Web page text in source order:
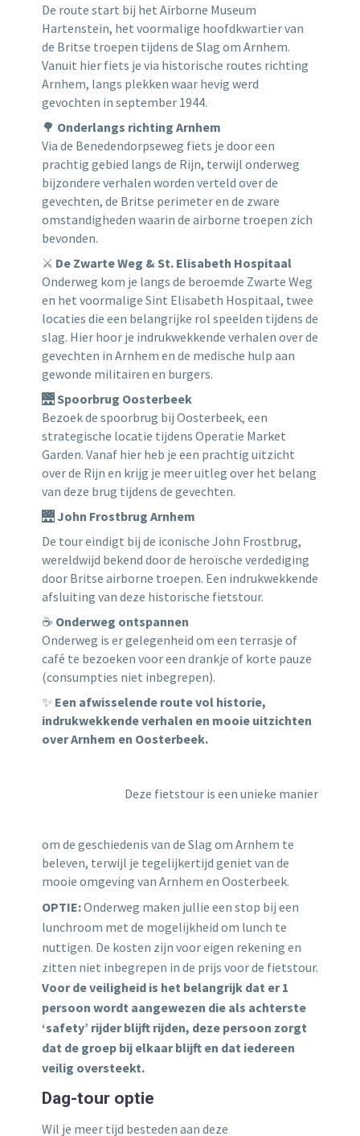
De route start bij het Airborne Museum
Hartenstein, het voormalige hoofdkwartier van
de Britse troepen tijdens de Slag om Arnhem.
Vanuit hier fiets je via historische routes richting
Arnhem, langs plekken waar hevig werd
gevochten in september 1944.
🌳 Onderlangs richting Arnhem
Via de Benedendorpseweg fiets je door een
prachtig gebied langs de Rijn, terwijl onderweg
bijzondere verhalen worden verteld over de
gevechten, de Britse perimeter en de zware
omstandigheden waarin de airborne troepen zich
bevonden.
⚔️ De Zwarte Weg & St. Elisabeth Hospitaal
Onderweg kom je langs de beroemde Zwarte Weg
en het voormalige Sint Elisabeth Hospitaal, twee
locaties die een belangrijke rol speelden tijdens de
slag. Hier hoor je indrukwekkende verhalen over de
gevechten in Arnhem en de medische hulp aan
gewonde militairen en burgers.
🌉 Spoorbrug Oosterbeek
Bezoek de spoorbrug bij Oosterbeek, een
strategische locatie tijdens Operatie Market
Garden. Vanaf hier heb je een prachtig uitzicht
over de Rijn en krijg je meer uitleg over het belang
van deze brug tijdens de gevechten.
🌉 John Frostbrug Arnhem
De tour eindigt bij de iconische John Frostbrug,
wereldwijd bekend door de heroïsche verdediging
door Britse airborne troepen. Een indrukwekkende
afsluiting van deze historische fietstour.
☕ Onderweg ontspannen
Onderweg is er gelegenheid om een terrasje of
café te bezoeken voor een drankje of korte pauze
(consumpties niet inbegrepen).
✨ Een afwisselende route vol historie,
indrukwekkende verhalen en mooie uitzichten
over Arnhem en Oosterbeek.
Deze fietstour is een unieke manier
om de geschiedenis van de Slag om Arnhem te
beleven, terwijl je tegelijkertijd geniet van de
mooie omgeving van Arnhem en Oosterbeek.
OPTIE:Onderweg maken jullie een stop bij een
lunchroom met de mogelijkheid om lunch te
nuttigen. De kosten zijn voor eigen rekening en
zitten niet inbegrepen in de prijs voor de fietstour.
Voor de veiligheid is het belangrijk dat er 1
persoon wordt aangewezen die als achterste
‘safety’ rijder blijft rijden, deze persoon zorgt
dat de groep bij elkaar blijft en dat iedereen
veilig oversteekt.
Dag-tour optie
Wil je meer tijd besteden aan deze